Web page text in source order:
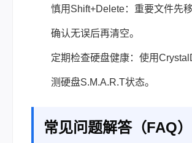
慎用Shift+Delete：重要文件先移
确认无误后再清空。
定期检查硬盘健康：使用
测硬盘S.M.A.R.T状态。
常见问题解答（FAQ）